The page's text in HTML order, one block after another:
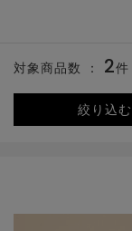
絞り込む
対象商品数 ： 2件